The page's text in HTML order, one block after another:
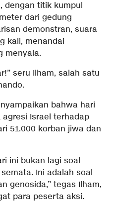
dengan titik kumpul
dari gedung
demonstran, suara
kali, menandai
menyala.
seru Ilham, salah satu
bahwa hari
Israel terhadap
51.000 korban jiwa dan
ini bukan lagi soal
Ini adalah soal
genosida,” tegas Ilham,
para peserta aksi.